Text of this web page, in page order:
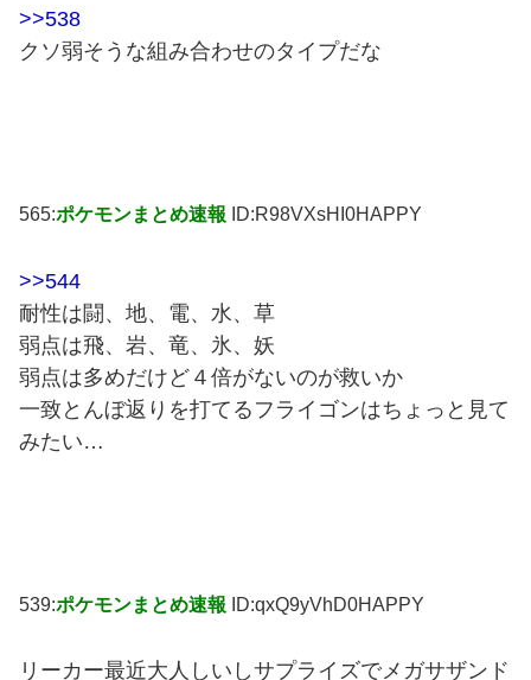
>>538
クソ弱そうな組み合わせのタイプだな
565:ポケモンまとめ速報 ID:R98VXsHI0HAPPY
>>544
耐性は闘、地、電、水、草
弱点は飛、岩、竜、氷、妖
弱点は多めだけど４倍がないのが救いか
一致とんぼ返りを打てるフライゴンはちょっと見て
みたい…
539:ポケモンまとめ速報 ID:qxQ9yVhD0HAPPY
リーカー最近大人しいしサプライズでメガサザンド